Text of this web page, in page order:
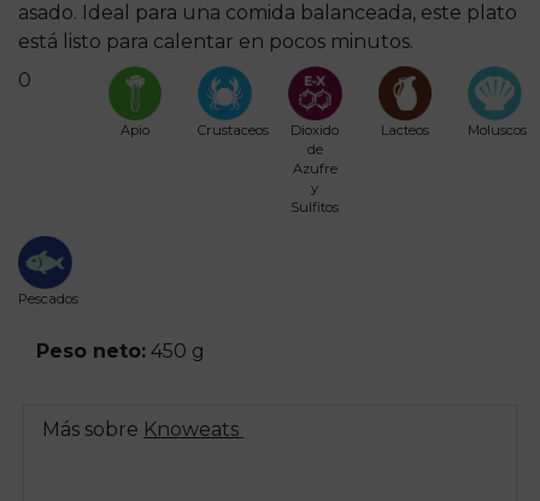
asado. Ideal para una comida balanceada, este plato
está listo para calentar en pocos minutos.
0
Apio Crustaceos
Dioxido
de
Azufre
y
Sulfitos
Lacteos Moluscos
Pescados
Peso neto: 450 g
Más sobre Knoweats